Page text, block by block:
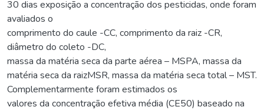
30 dias exposição a concentração dos pesticidas, onde foram
avaliados o
comprimento do caule -CC, comprimento da raiz -CR,
diâmetro do coleto -DC,
massa da matéria seca da parte aérea – MSPA, massa da
matéria seca da raizMSR, massa da matéria seca total – MST.
Complementarmente foram estimados os
valores da concentração efetiva média (CE50) baseado na